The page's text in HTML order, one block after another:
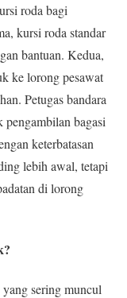
roda bagi
kursi roda standar
bantuan. Kedua,
ke lorong pesawat
Petugas bandara
pengambilan bagasi
keterbatasan
lebih awal, tetapi
di lorong
sering muncul